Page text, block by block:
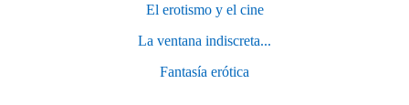
El erotismo y el cine
La ventana indiscreta...
Fantasía erótica